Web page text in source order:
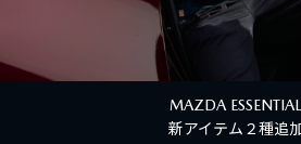
MAZDA
新アイテム２種追